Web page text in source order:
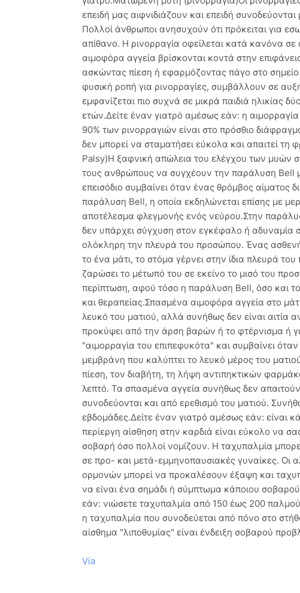
επειδή μας αιφνιδιάζουν και επειδή
Πολλοί άνθρωποι ανησυχούν ότι πρόκειται για
απίθανο. Η ρινορραγία οφείλεται κατά κανόνα
αιμοφόρα αγγεία βρίσκονται κοντά στην
ασκώντας πίεση ή εφαρμόζοντας πάγο στο
φυσική ροπή για ρινορραγίες, συμβάλλουν σε
εμφανίζεται πιο συχνά σε μικρά παιδιά ηλικίας
ετών.Δείτε έναν γιατρό αμέσως εάν: η
90% των ρινορραγιών είναι στο πρόσθιο
δεν μπορεί να σταματήσει εύκολα και απαιτεί
Palsy)Η ξαφνική απώλεια του ελέγχου των μυών
τους ανθρώπους να συγχέουν την παράλυση Bell
επεισόδιο συμβαίνει όταν ένας θρόμβος αίματος
παράλυση Bell, η οποία εκδηλώνεται επίσης με
αποτέλεσμα φλεγμονής ενός νεύρου.Στην
δεν υπάρχει σύγχυση στον εγκέφαλο ή αδυναμία
ολόκληρη την πλευρά του προσώπου. Ένας
το ένα μάτι, το στόμα γέρνει στην ίδια πλευρά
ζαρώσει το μέτωπό του σε εκείνο το μισό του
περίπτωση, αφού τόσο η παράλυση Bell, όσο και
και θεραπείας.Σπασμένα αιμοφόρα αγγεία στο
λευκό του ματιού, αλλά συνήθως δεν είναι αιτία
προκύψει από την άρση βαρών ή το φτέρνισμα ή
"αιμορραγία του επιπεφυκότα" και συμβαίνει
μεμβράνη που καλύπτει το λευκό μέρος του
πίεση, τον διαβήτη, τη λήψη αντιπηκτικών
λεπτό. Τα σπασμένα αγγεία συνήθως δεν
συνοδεύονται και από ερεθισμό του ματιού.
εβδομάδες.Δείτε έναν γιατρό αμέσως εάν: είναι
περίεργη αίσθηση στην καρδιά είναι εύκολο να
σοβαρή όσο πολλοί νομίζουν. Η ταχυπαλμία
σε προ- και μετά-εμμηνοπαυσιακές γυναίκες. Οι
ορμονών μπορεί να προκαλέσουν έξαψη και
να είναι ένα σημάδι ή σύμπτωμα κάποιου
εάν: νιώσετε ταχυπαλμία από 150 έως 200
η ταχυπαλμία που συνοδεύεται από πόνο στο
αίσθημα "λιποθυμίας" είναι ένδειξη σοβαρού
Via